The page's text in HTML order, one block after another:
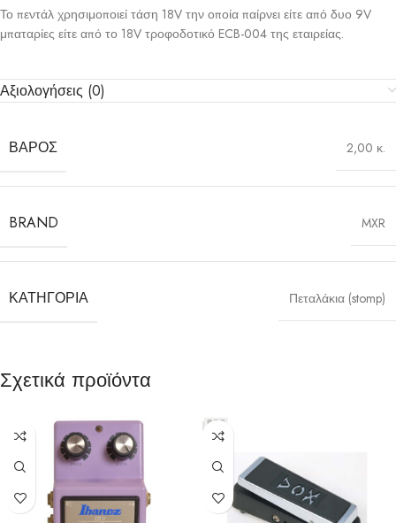
Το πεντάλ χρησιμοποιεί τάση 18V την οποία παίρνει είτε από δυο 9V
μπαταρίες είτε από το 18V τροφοδοτικό ECB-004 της εταιρείας.
Αξιολογήσεις (0)
ΒΆΡΟΣ 2,00 κ.
BRAND MXR
ΚΑΤΗΓΟΡΊΑ Πεταλάκια (stomp)
Σχετικά προϊόντα